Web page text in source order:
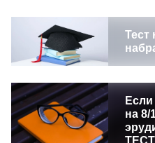
Тест
на 8/
ТЕСТ